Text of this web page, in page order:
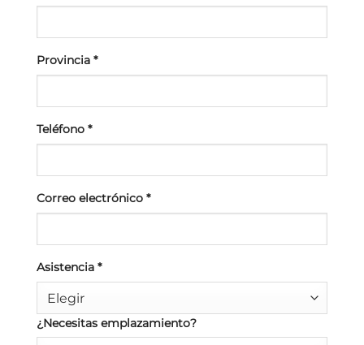
Provincia *
Teléfono *
Correo electrónico *
Asistencia *
Elegir
¿Necesitas emplazamiento?